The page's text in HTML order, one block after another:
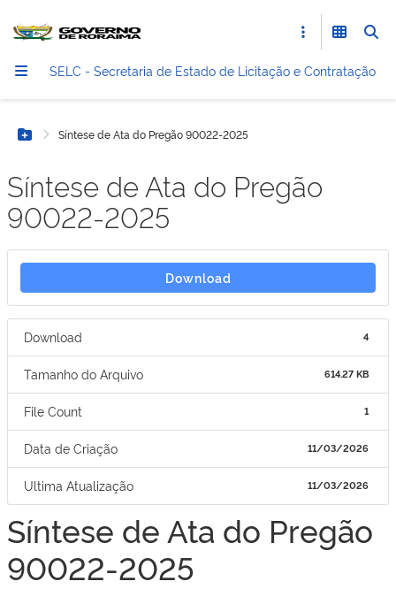
SELC - Secretaria de Estado de Licitação e Contratação
Botão Menu
Síntese de Ata do Pregão 90022-2025
Síntese de Ata do Pregão
90022-2025
Download
Download 4
Tamanho do Arquivo 614.27 KB
File Count 1
Data de Criação 11/03/2026
Ultima Atualização 11/03/2026
Síntese de Ata do Pregão
90022-2025